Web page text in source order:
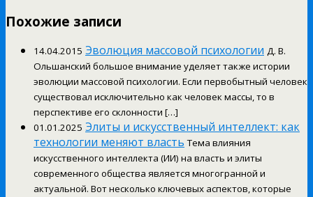
Похожие записи
14.04.2015 Эволюция массовой психологии Д. В.
Ольшанский большое внимание уделяет также истории
эволюции массовой психологии. Если первобытный человек
существовал исключительно как человек массы, то в
перспективе его склонности […]
01.01.2025 Элиты и искусственный интеллект: как
технологии меняют власть Тема влияния
искусственного интеллекта (ИИ) на власть и элиты
современного общества является многогранной и
актуальной. Вот несколько ключевых аспектов, которые